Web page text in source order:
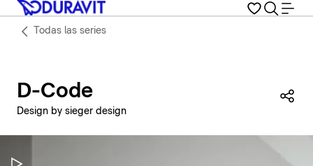
Todas las series
D-Code
Design by sieger design